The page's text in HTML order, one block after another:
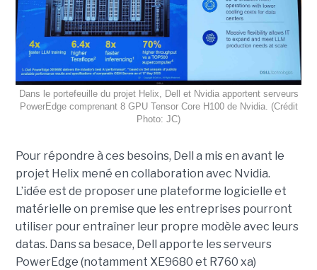
Dans le portefeuille du projet Helix, Dell et Nvidia apportent serveurs
PowerEdge comprenant 8 GPU Tensor Core H100 de Nvidia. (Crédit
Photo: JC)
Pour répondre à ces besoins, Dell a mis en avant le
projet Helix mené en collaboration avec Nvidia.
L’idée est de proposer une plateforme logicielle et
matérielle on premise que les entreprises pourront
utiliser pour entraîner leur propre modèle avec leurs
datas. Dans sa besace, Dell apporte les serveurs
PowerEdge (notamment XE9680 et R760 xa)